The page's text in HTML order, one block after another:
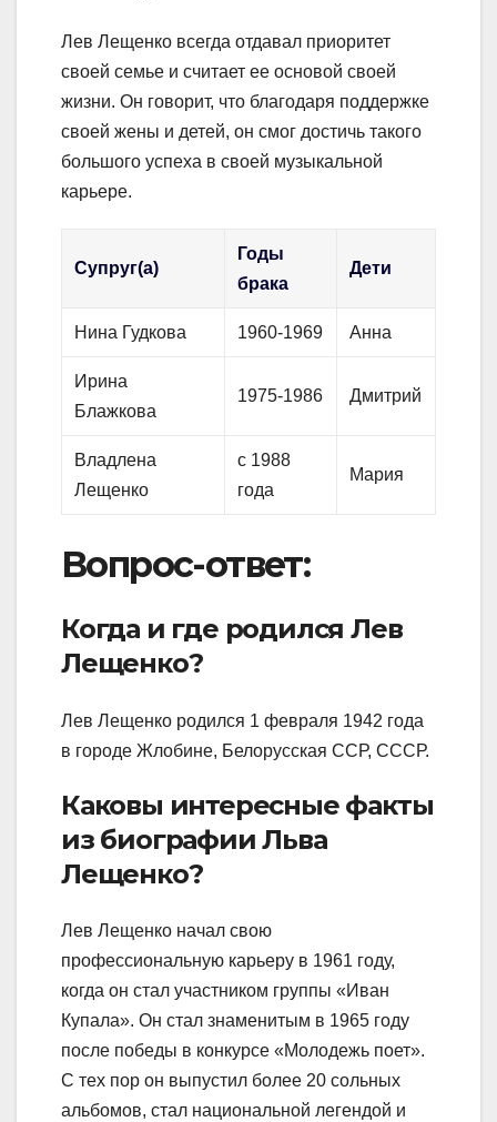
Лев Лещенко всегда отдавал приоритет
своей семье и считает ее основой своей
жизни. Он говорит, что благодаря поддержке
своей жены и детей, он смог достичь такого
большого успеха в своей музыкальной
карьере.
Супруг(а)
Годы
брака
Дети
Нина Гудкова 1960-1969 Анна
Ирина
Блажкова
1975-1986 Дмитрий
Владлена
Лещенко
с 1988
года
Мария
Вопрос-ответ:
Когда и где родился Лев
Лещенко?
Лев Лещенко родился 1 февраля 1942 года
в городе Жлобине, Белорусская ССР, СССР.
Каковы интересные факты
из биографии Льва
Лещенко?
Лев Лещенко начал свою
профессиональную карьеру в 1961 году,
когда он стал участником группы «Иван
Купала». Он стал знаменитым в 1965 году
после победы в конкурсе «Молодежь поет».
С тех пор он выпустил более 20 сольных
альбомов, стал национальной легендой и